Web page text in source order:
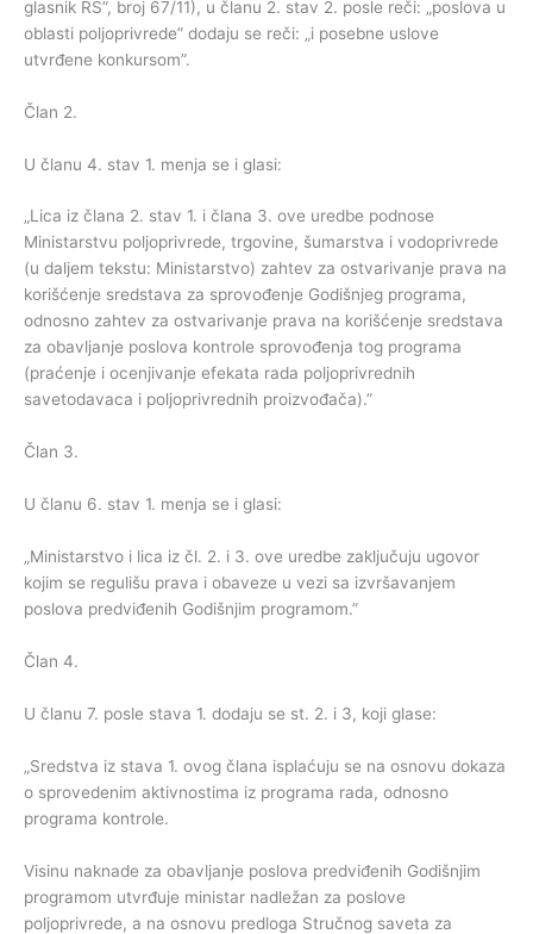
glasnik RS”, broj 67/11), u članu 2. stav 2. posle reči: „poslova u
oblasti poljoprivrede” dodaju se reči: „i posebne uslove
utvrđene konkursom”.
Član 2.
U članu 4. stav 1. menja se i glasi:
„Lica iz člana 2. stav 1. i člana 3. ove uredbe podnose
Ministarstvu poljoprivrede, trgovine, šumarstva i vodoprivrede
(u daljem tekstu: Ministarstvo) zahtev za ostvarivanje prava na
korišćenje sredstava za sprovođenje Godišnjeg programa,
odnosno zahtev za ostvarivanje prava na korišćenje sredstava
za obavljanje poslova kontrole sprovođenja tog programa
(praćenje i ocenjivanje efekata rada poljoprivrednih
savetodavaca i poljoprivrednih proizvođača).”
Član 3.
U članu 6. stav 1. menja se i glasi:
„Ministarstvo i lica iz čl. 2. i 3. ove uredbe zaključuju ugovor
kojim se regulišu prava i obaveze u vezi sa izvršavanjem
poslova predviđenih Godišnjim programom.”
Član 4.
U članu 7. posle stava 1. dodaju se st. 2. i 3, koji glase:
„Sredstva iz stava 1. ovog člana isplaćuju se na osnovu dokaza
o sprovedenim aktivnostima iz programa rada, odnosno
programa kontrole.
Visinu naknade za obavljanje poslova predviđenih Godišnjim
programom utvrđuje ministar nadležan za poslove
poljoprivrede, a na osnovu predloga Stručnog saveta za